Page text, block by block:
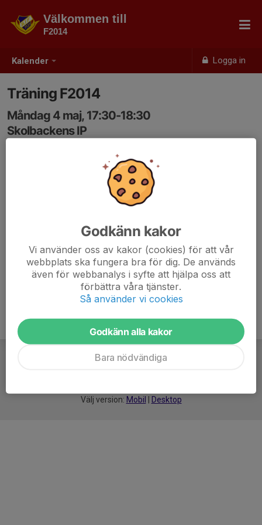
Kalender Logga in
Välkommen till
F2014
Träning F2014
Måndag 4 maj, 17:30-18:30
Skolbackens IP
Samling: 17:30, Där ni ser ledarna!
Välj version: Mobil Desktop
Godkänn kakor
Vi använder oss av kakor (cookies) för att vår
webbplats ska fungera bra för dig. De används
även för webbanalys i syfte att hjälpa oss att
förbättra våra tjänster.
Så använder vi cookies
Godkänn alla kakor
Bara nödvändiga